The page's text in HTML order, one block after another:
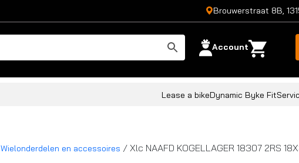
Brouwerstraat 8B,
Account
Lease a bikeDynamic Byke Fit
Wielonderdelen en accessoires / Xlc NAAFD KOGELLAGER 18307 2RS